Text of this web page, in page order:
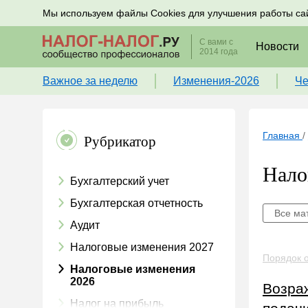
Мы используем файлы Cookies для улучшения работы
Подписывайтесь на новости по налогам, учету и
С вами с
2014 года
Новости
Важное за неделю Изменения-2026
Рубрикатор
Бухгалтерский учет
Бухгалтерская отчетность
Аудит
Налоговые изменения 2027
Налоговые изменения
2026
Налог на прибыль
Главная /
Все
Порядок